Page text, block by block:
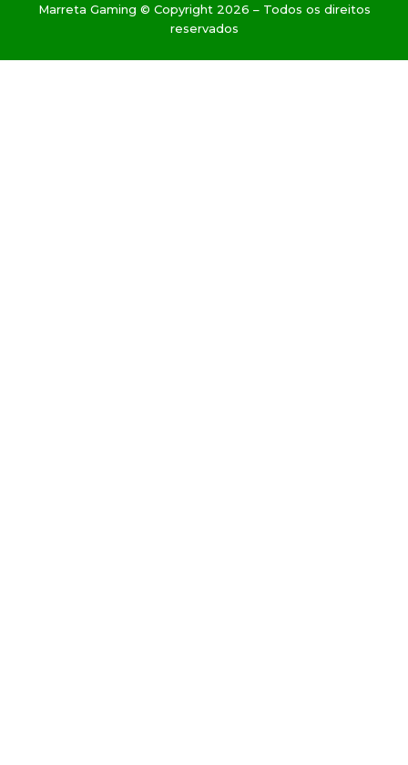
Marreta Gaming © Copyright 2026 – Todos os direitos
reservados